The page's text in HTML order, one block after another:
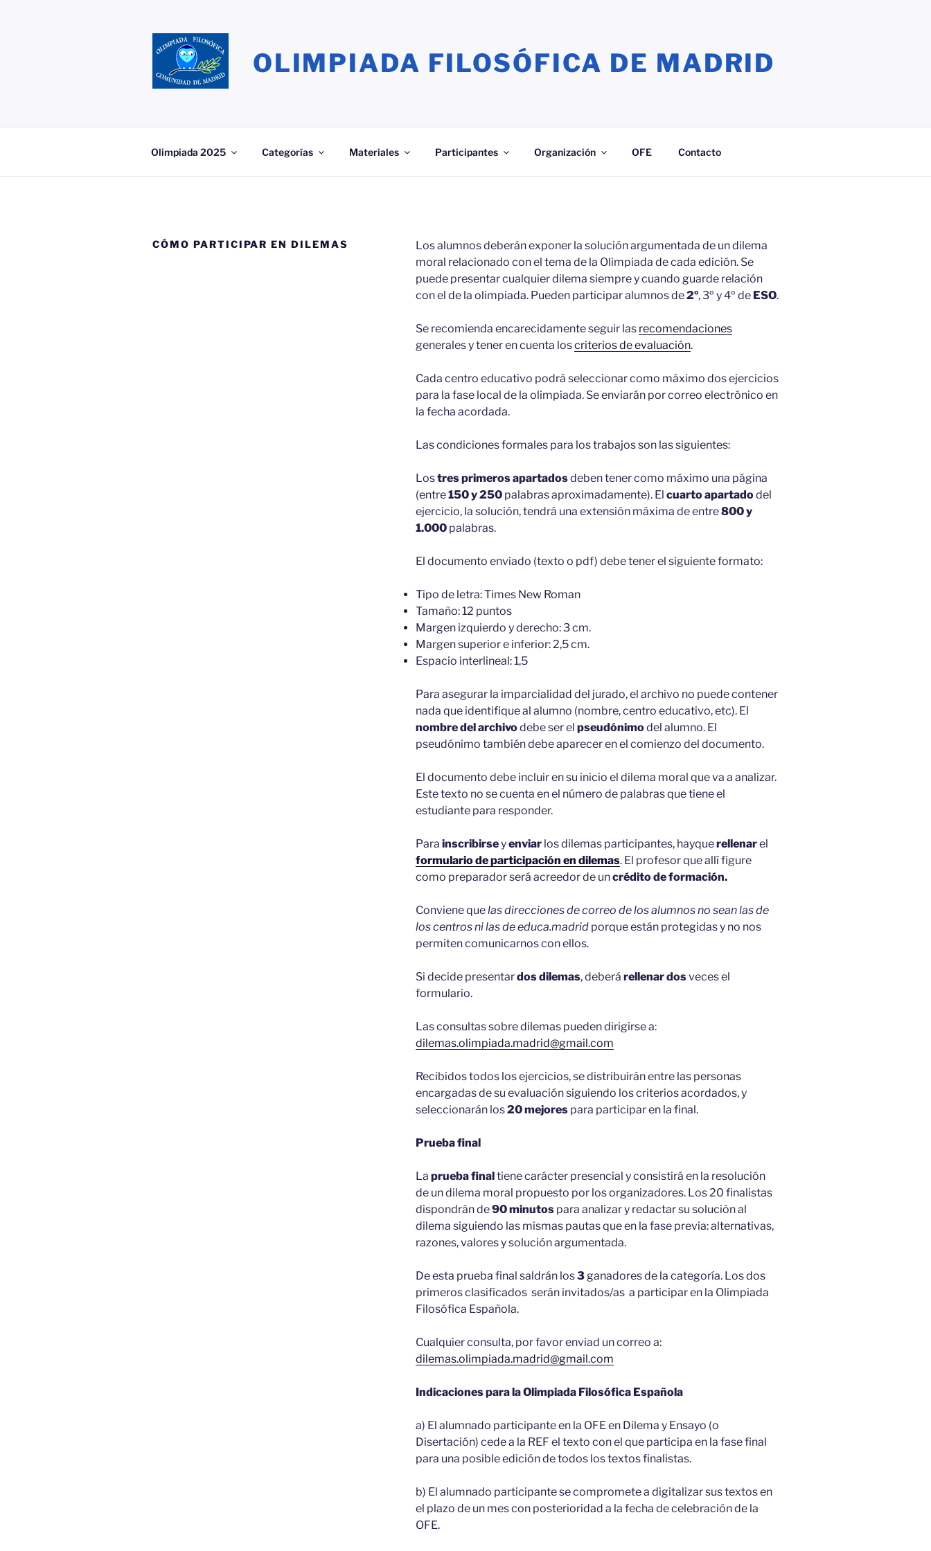
OLIMPIADA FILOSÓFICA DE MADRID
Olimpiada 2025 Categorías Materiales Participantes Organización OFE Contacto
CÓMO PARTICIPAR EN DILEMAS
Los alumnos deberán exponer la solución argumentada de un dilema
moral relacionado con el tema de la Olimpiada de cada edición. Se
puede presentar cualquier dilema siempre y cuando guarde relación
con el de la olimpiada. Pueden participar alumnos de2º, 3º y 4º de ESO.
Se recomienda encarecidamente seguir las recomendaciones
generales y tener en cuenta loscriterios de evaluación.
Cada centro educativo podrá seleccionar como máximo dos ejercicios
para la fase local de la olimpiada. Se enviarán por correo electrónico en
la fecha acordada.
Las condiciones formales para los trabajos son las siguientes:
Lostres primeros apartadosdeben tener como máximo una página
(entre150 y 250palabras aproximadamente). El cuarto apartadodel
ejercicio, la solución, tendrá una extensión máxima de entre800 y
1.000palabras.
El documento enviado (texto o pdf) debe tener el siguiente formato:
Tipo de letra: Times New Roman
Tamaño: 12 puntos
Margen izquierdo y derecho: 3 cm.
Margen superior e inferior: 2,5 cm.
Espacio interlineal: 1,5
Para asegurar la imparcialidad del jurado, el archivo no puede contener
nada que identifique al alumno (nombre, centro educativo, etc). El
nombre del archivodebe ser el pseudónimodel alumno. El
pseudónimo también debe aparecer en el comienzo del documento.
El documento debe incluir en su inicio el dilema moral que va a analizar.
Este texto no se cuenta en el número de palabras que tiene el
estudiante para responder.
Para inscribirseyenviarlos dilemas participantes, hayquerellenarel
formulario de participación en dilemas.El profesor que allí figure
como preparador será acreedor de uncrédito de formación.
Conviene quelas direcciones de correo de los alumnos no sean las de
los centros ni las de educa.madridporque están protegidas y no nos
permiten comunicarnos con ellos.
Si decide presentardos dilemas, deberá rellenar dosveces el
formulario.
Las consultassobre dilemas pueden dirigirse a:
dilemas.olimpiada.madrid@gmail.com
Recibidos todos los ejercicios, se distribuirán entre las personas
encargadas de su evaluación siguiendo los criterios acordados, y
seleccionarán los20 mejorespara participar en la final.
Prueba final
La prueba finaltiene carácter presencial y consistirá en la resolución
de un dilema moral propuesto por los organizadores. Los 20 finalistas
dispondrán de90 minutospara analizar y redactar su solución al
dilema siguiendo las mismas pautas que en la fase previa: alternativas,
razones, valores y solución argumentada.
De esta prueba final saldrán los3ganadores de la categoría. Los dos
primeros clasificados serán invitados/as a participar en la Olimpiada
Filosófica Española.
Cualquier consulta, por favor enviad un correo a:
dilemas.olimpiada.madrid@gmail.com
Indicaciones para la Olimpiada Filosófica Española
a) El alumnado participante en la OFE en Dilema y Ensayo (o
Disertación) cede a la REF el texto con el que participa en la fase final
para una posible edición de todos los textos finalistas.
b) El alumnado participante se compromete a digitalizar sus textos en
el plazo de un mes con posterioridad a la fecha de celebración de la
OFE.